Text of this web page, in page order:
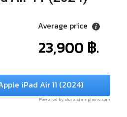
Average price
23,900 ฿.
iPad Air 11 (2024)
Powered by store.siamphone.com